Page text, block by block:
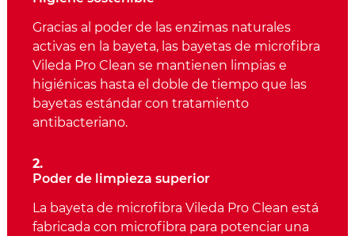
Gracias al poder de las enzimas naturales
activas en la bayeta, las bayetas de microfibra
Vileda Pro Clean se mantienen limpias e
higiénicas hasta el doble de tiempo que las
bayetas estándar con tratamiento
antibacteriano.
2.
Poder de limpieza superior
La bayeta de microfibra Vileda Pro Clean está
fabricada con microfibra para potenciar una